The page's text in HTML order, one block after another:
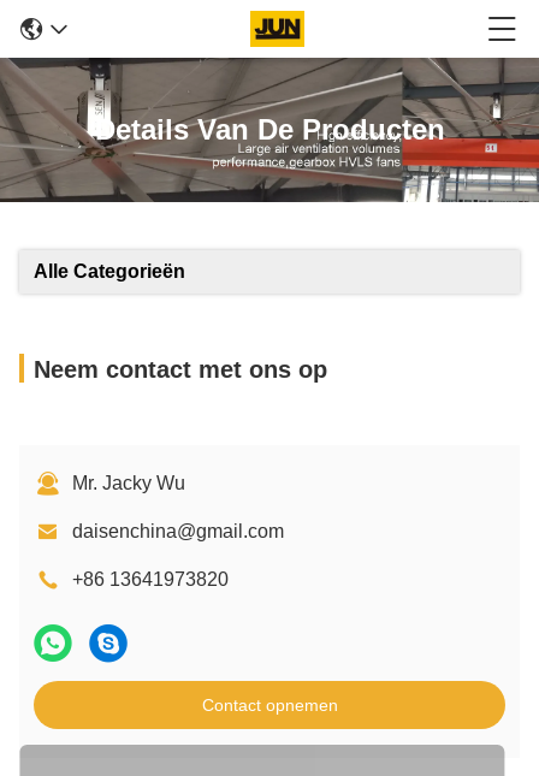
Details Van De Producten
Alle Categorieën
Neem contact met ons op
Mr. Jacky Wu
daisenchina@gmail.com
+86 13641973820
Contact opnemen